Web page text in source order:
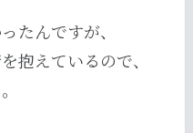
たんですが、
抱えているので、